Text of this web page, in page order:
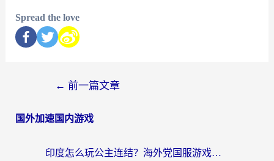
Spread the love
← 前一篇文章
国外加速国内游戏
印度怎么玩公主连结？海外党国服游戏加速终极指南（附仙境传说RO重生细胞优化技巧）